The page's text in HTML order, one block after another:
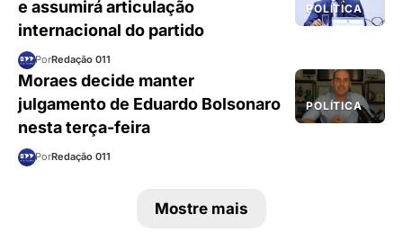
POLÍTICA
e assumirá articulação
internacional do partido
PorRedação 011
POLÍTICA
Moraes decide manter
julgamento de Eduardo Bolsonaro
nesta terça-feira
PorRedação 011
Mostre mais